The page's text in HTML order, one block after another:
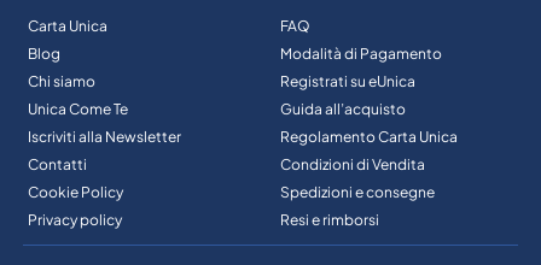
Carta Unica
Blog
Chi siamo
Unica Come Te
Iscriviti alla Newsletter
Contatti
Cookie Policy
Privacy policy
FAQ
Modalità di Pagamento
Registrati su eUnica
Guida all’acquisto
Regolamento Carta Unica
Condizioni di Vendita
Spedizioni e consegne
Resi e rimborsi